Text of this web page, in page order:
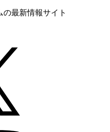
最新情報サイト